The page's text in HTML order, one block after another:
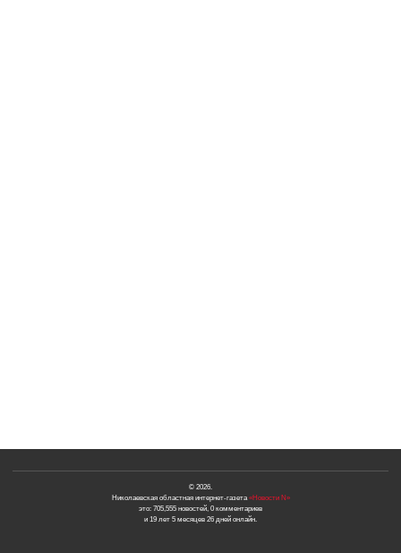
© 2026.
Николаевская областная интернет-газета«Новости N»
это: 705,555 новостей, 0 комментариев
и 19 лет 5 месяцев 26 дней онлайн.